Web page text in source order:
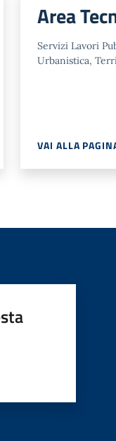
Area
Servizi Lavori
Urbanistica,
VAI ALLA